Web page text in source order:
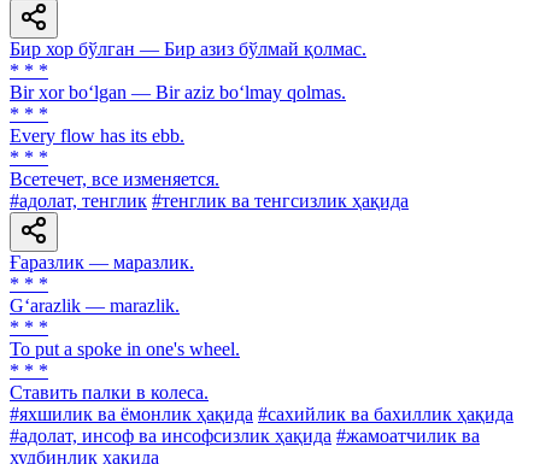
Бир хор бўлган — Бир азиз бўлмай қолмас.
* * *
Bir xor bo‘lgan — Bir aziz bo‘lmay qolmas.
* * *
Every flow has its ebb.
* * *
Всетечет, все изменяется.
#адолат, тенглик #тенглик ва тенгсизлик ҳақида
Ғаразлик — маразлик.
* * *
G‘arazlik — marazlik.
* * *
To put a spoke in one's wheel.
* * *
Ставить палки в колеса.
#яхшилик ва ёмонлик ҳақида #сахийлик ва бахиллик ҳақида
#адолат, инсоф ва инсофсизлик ҳақида #жамоатчилик ва
худбинлик ҳақида